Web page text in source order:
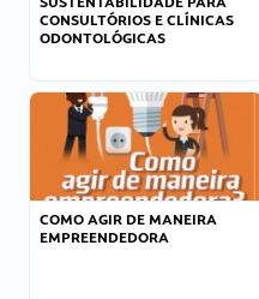
CONSULTÓRIOS E CLÍNICAS
ODONTOLÓGICAS
COMO AGIR DE MANEIRA
EMPREENDEDORA